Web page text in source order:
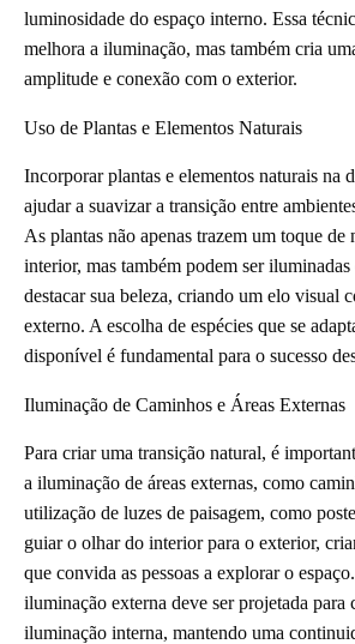
luminosidade do espaço interno. Essa
melhora a iluminação, mas também cria
amplitude e conexão com o exterior.
Uso de Plantas e Elementos Naturais
Incorporar plantas e elementos naturais na
ajudar a suavizar a transição entre
As plantas não apenas trazem um toque de
interior, mas também podem ser iluminadas
destacar sua beleza, criando um elo visual
externo. A escolha de espécies que se
disponível é fundamental para o sucesso
Iluminação de Caminhos e Áreas Externas
Para criar uma transição natural, é
a iluminação de áreas externas, como
utilização de luzes de paisagem, como
guiar o olhar do interior para o exterior,
que convida as pessoas a explorar o
iluminação externa deve ser projetada para
iluminação interna, mantendo uma